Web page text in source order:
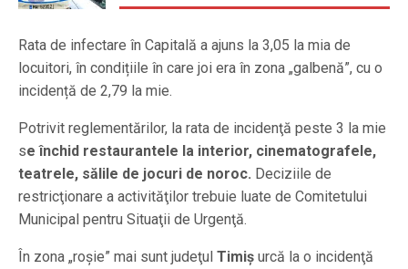
Rata de infectare în Capitală a ajuns la 3,05 la mia de
locuitori, în condițiile în care joi era în zona „galbenă”, cu o
incidență de 2,79 la mie.
Potrivit reglementărilor, la rata de incidenţă peste 3 la mie
se închid restaurantele la interior, cinematografele,
teatrele, sălile de jocuri de noroc. Deciziile de
restricţionare a activităţilor trebuie luate de Comitetului
Municipal pentru Situaţii de Urgenţă.
În zona „roşie” mai sunt judeţul Timiş urcă la o incidenţă